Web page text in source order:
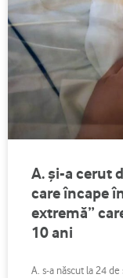
A. și-a cerut
care încape
extremă”
10 ani
A. s-a născut la 24